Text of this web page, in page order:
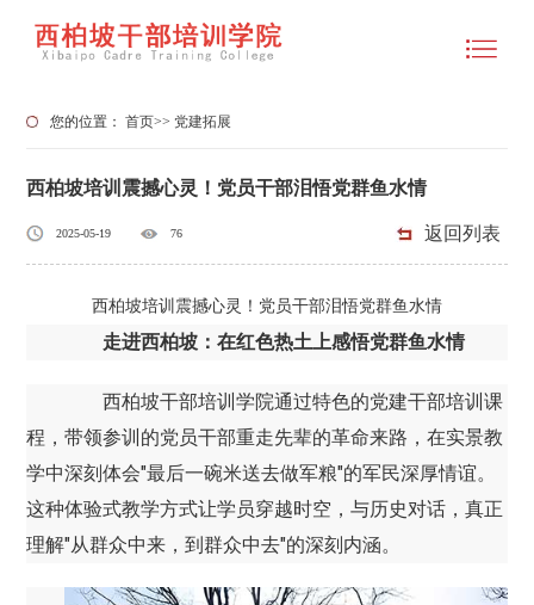
您的位置：首页>> 党建拓展
西柏坡培训震撼心灵！党员干部泪悟党群鱼水情
2025-05-19 76 返回列表
西柏坡培训震撼心灵！党员干部泪悟党群鱼水情
走进西柏坡：在红色热土上感悟党群鱼水情
西柏坡干部培训学院通过特色的党建干部培训课
程，带领参训的党员干部重走先辈的革命来路，在实景教
学中深刻体会"最后一碗米送去做军粮"的军民深厚情谊。
这种体验式教学方式让学员穿越时空，与历史对话，真正
理解"从群众中来，到群众中去"的深刻内涵。